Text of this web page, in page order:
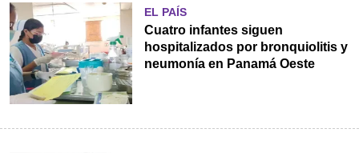
EL PAÍS
Cuatro infantes siguen
hospitalizados por bronquiolitis y
neumonía en Panamá Oeste